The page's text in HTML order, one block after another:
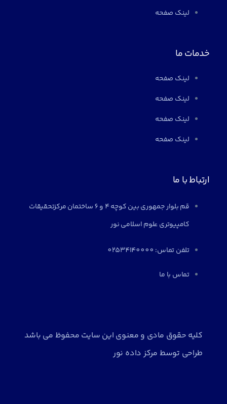
لینک صفحه
خدمات ما
لینک صفحه
لینک صفحه
لینک صفحه
لینک صفحه
ارتباط با ما
قم بلوار جمهوری بین کوچه 4 و 6 ساختمان مرکزتحقیقات
کامپیوتری علوم اسلامی نور
تلفن تماس: 02534140000
تماس با ما
کلیه حقوق مادی و معنوی این سایت محفوظ می باشد
طراحی توسط مرکز داده نور